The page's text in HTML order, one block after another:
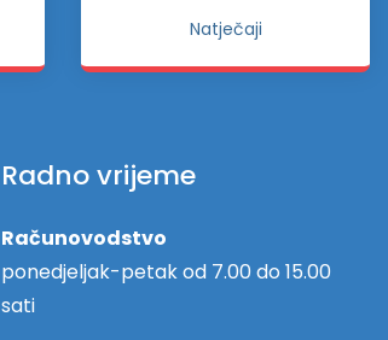
Natječaji
Radno vrijeme
Računovodstvo
ponedjeljak-petak od 7.00 do 15.00
sati